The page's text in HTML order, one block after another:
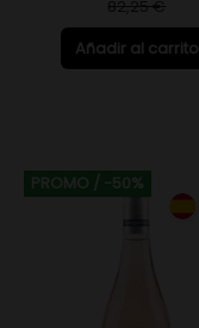
82,25 €
Añadir al carrito
PROMO / -50%